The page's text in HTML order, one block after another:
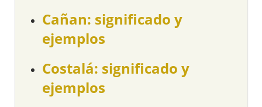
Cañan: significado y
ejemplos
Costalá: significado y
ejemplos